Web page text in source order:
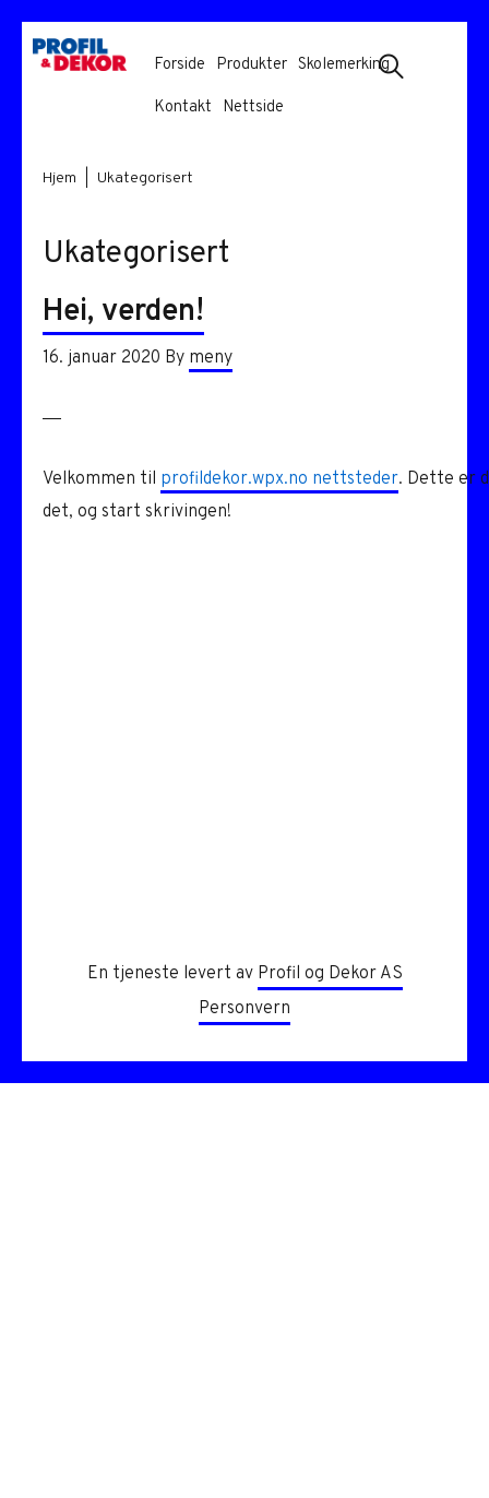
Hopp
Hopp
Forside Produkter Skolemerking
Kontakt Nettside
Show
Hjem Ukategorisert
Ukategorisert
Hei, verden!
16. januar 2020 By meny
Velkommen til profildekor.wpx.no nettsteder. Dette er
det, og start skrivingen!
En tjeneste levert av Profil og Dekor AS
Personvern